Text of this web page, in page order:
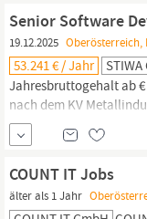
C# and the latest .NET
Senior Software
19.12.2025 Oberösterreich,
53.241 € / Jahr
Jahresbruttogehalt ab €
nach dem KV
tatsächliches Gehalt
Qualifikation. Diese
familiengeführten
COUNT IT Jobs
älter als 1 Jahr